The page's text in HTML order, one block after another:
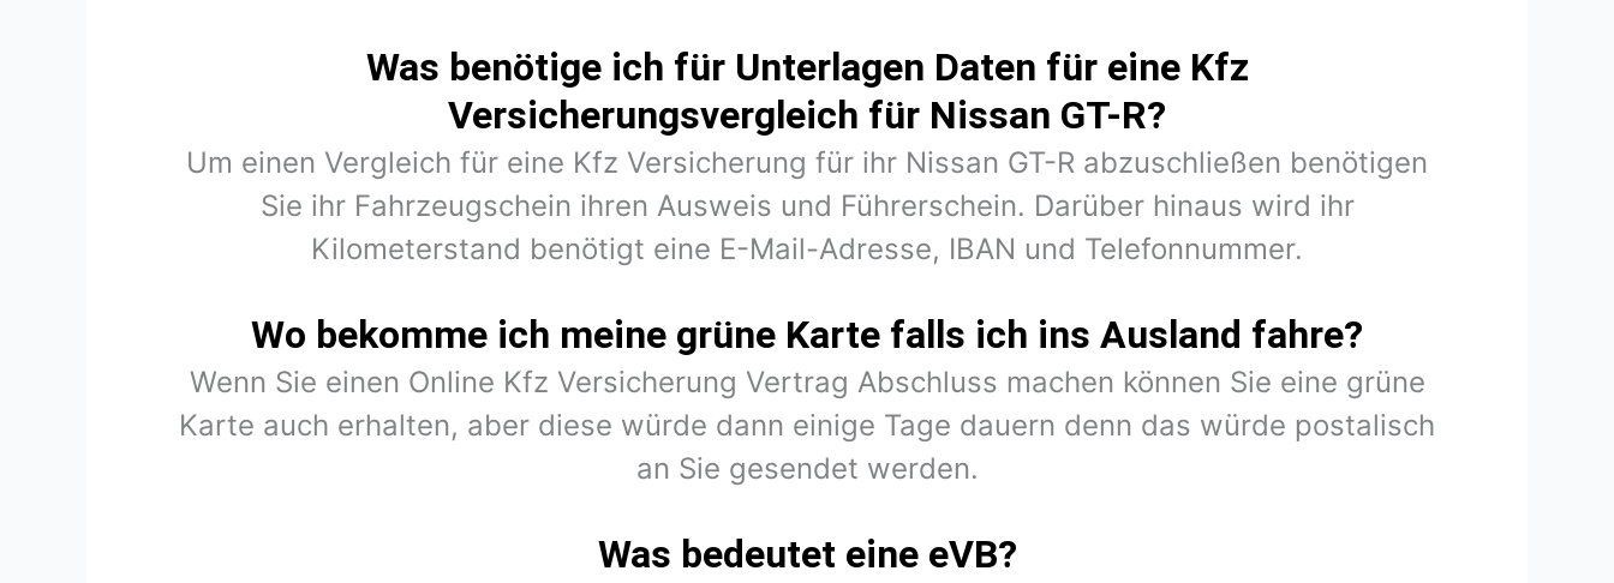
Was benötige ich für Unterlagen Daten für eine Kfz
Versicherungsvergleich für Nissan GT-R?
Um einen Vergleich für eine Kfz Versicherung für ihr Nissan GT-R abzuschließen benötigen
Sie ihr Fahrzeugschein ihren Ausweis und Führerschein. Darüber hinaus wird ihr
Kilometerstand benötigt eine E-Mail-Adresse, IBAN und Telefonnummer.
Wo bekomme ich meine grüne Karte falls ich ins Ausland fahre?
Wenn Sie einen Online Kfz Versicherung Vertrag Abschluss machen können Sie eine grüne
Karte auch erhalten, aber diese würde dann einige Tage dauern denn das würde postalisch
an Sie gesendet werden.
Was bedeutet eine eVB?